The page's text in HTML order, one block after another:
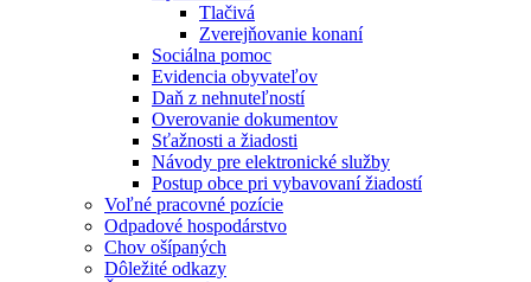
Tlačivá
Zverejňovanie konaní
Sociálna pomoc
Evidencia obyvateľov
Daň z nehnuteľností
Overovanie dokumentov
Sťažnosti a žiadosti
Návody pre elektronické služby
Postup obce pri vybavovaní žiadostí
Voľné pracovné pozície
Odpadové hospodárstvo
Chov ošípaných
Dôležité odkazy